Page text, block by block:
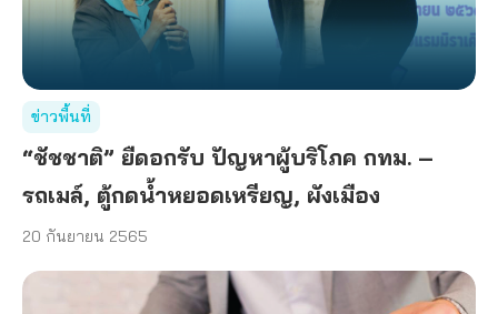
ข่าวพื้นที่
“ชัชชาติ” ยืดอกรับ ปัญหาผู้บริโภค กทม. –
รถเมล์, ตู้กดน้ำหยอดเหรียญ, ผังเมือง
20 กันยายน 2565